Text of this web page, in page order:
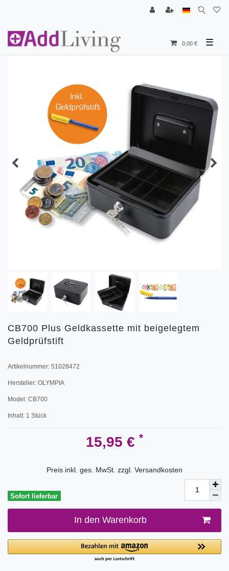
0,00 € ☰
CB700 Plus Geldkassette mit beigelegtem
Geldprüfstift
Artikelnummer: 51028472
Hersteller: OLYMPIA
Model: CB700
Inhalt: 1 Stück
15,95 € *
Preis inkl. ges. MwSt. zzgl. Versandkosten
Sofort lieferbar
In den Warenkorb